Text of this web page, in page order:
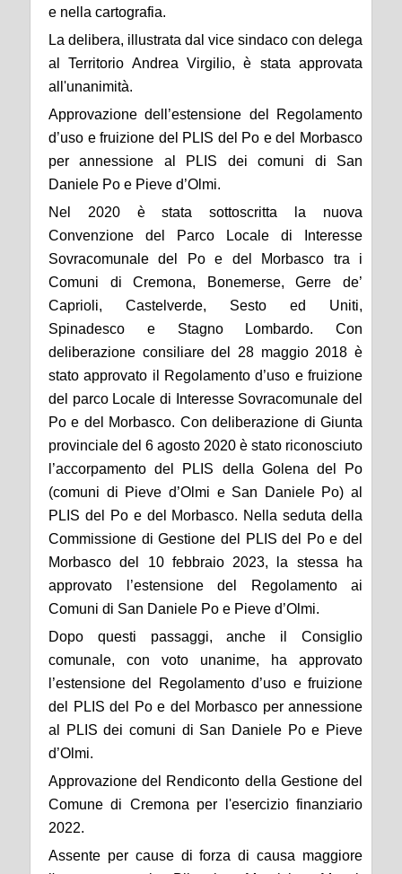
e nella cartografia.
La delibera, illustrata dal vice sindaco con delega
al Territorio Andrea Virgilio, è stata approvata
all'unanimità.
Approvazione dell’estensione del Regolamento
d’uso e fruizione del PLIS del Po e del Morbasco
per annessione al PLIS dei comuni di San
Daniele Po e Pieve d’Olmi.
Nel 2020 è stata sottoscritta la nuova
Convenzione del Parco Locale di Interesse
Sovracomunale del Po e del Morbasco tra i
Comuni di Cremona, Bonemerse, Gerre de’
Caprioli, Castelverde, Sesto ed Uniti,
Spinadesco e Stagno Lombardo. Con
deliberazione consiliaredel 28 maggio 2018è
stato approvato il
Regolamento d’uso e fruizione
del parco Locale di Interesse Sovracomunale del
Po e del Morbasco. Con deliberazione di Giunta
provinciale del 6 agosto 2020 è stato riconosciuto
l’accorpamento del PLIS della Golena del Po
(comuni di Pieve d’Olmi e San Daniele Po) al
PLIS del Po e del Morbasco. Nella seduta della
Commissione di Gestione del PLIS del Po e del
Morbasco del 10 febbraio 2023, la stessa ha
approvato l’estensione del Regolamento ai
Comuni di San Daniele Po e Pieve d’Olmi.
Dopo questi passaggi, anche il Consiglio
comunale, con voto unanime, ha approvato
l’estensione del Regolamento d’uso e fruizione
del PLIS del Po e del Morbasco per annessione
al PLIS dei comuni di San Daniele Po e Pieve
d’Olmi.
Approvazione del Rendiconto della Gestione del
Comune di Cremona per l'esercizio finanziario
2022.
Assente per cause di forza di causa maggiore